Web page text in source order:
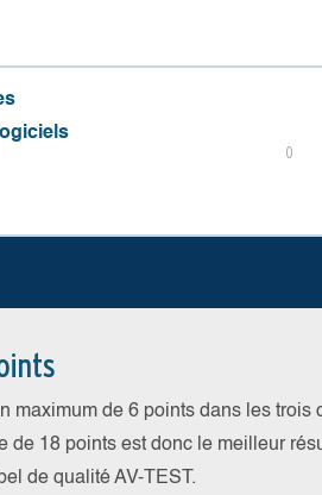
0
maximum de 6 points dans les trois
de 18 points est donc le meilleur
de qualité AV-TEST.